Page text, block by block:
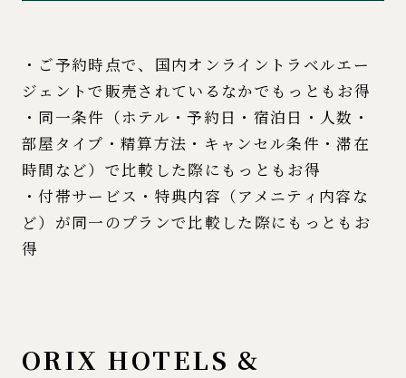
・ご予約時点で、国内オンライントラベルエー
ジェントで販売されているなかでもっともお得
・同一条件（ホテル・予約日・宿泊日・人数・
部屋タイプ・精算方法・キャンセル条件・滞在
時間など）で比較した際にもっともお得
・付帯サービス・特典内容（アメニティ内容な
ど）が同一のプランで比較した際にもっともお
得
ORIX HOTELS &